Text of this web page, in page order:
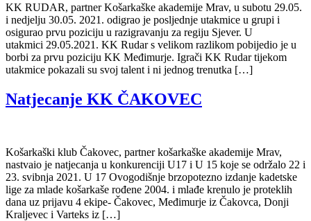
KK RUDAR, partner Košarkaške akademije Mrav, u subotu 29.05.
i nedjelju 30.05. 2021. odigrao je posljednje utakmice u grupi i
osigurao prvu poziciju u razigravanju za regiju Sjever. U
utakmici 29.05.2021. KK Rudar s velikom razlikom pobijedio je u
borbi za prvu poziciju KK Međimurje. Igrači KK Rudar tijekom
utakmice pokazali su svoj talent i ni jednog trenutka […]
Natjecanje KK ČAKOVEC
Košarkaški klub Čakovec, partner košarkaške akademije Mrav,
nastvaio je natjecanja u konkurenciji U17 i U 15 koje se održalo 22 i
23. svibnja 2021. U 17 Ovogodišnje brzopotezno izdanje kadetske
lige za mlade košarkaše rođene 2004. i mlađe krenulo je proteklih
dana uz prijavu 4 ekipe- Čakovec, Međimurje iz Čakovca, Donji
Kraljevec i Varteks iz […]